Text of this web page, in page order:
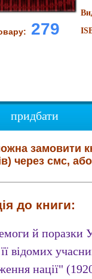
279
придбати
замовити
через смс,
до книги:
й поразки
відомих
нації"